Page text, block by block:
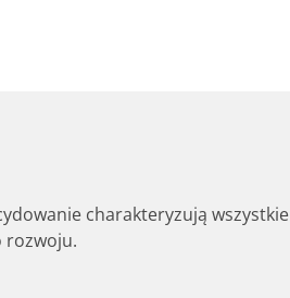
charakteryzują wszystkie
rozwoju.